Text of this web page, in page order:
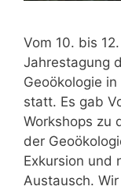
Vom 10. bis
Jahrestagung
Geoökologie
statt. Es gab
Workshops zu
der
Exkursion und
Austausch.